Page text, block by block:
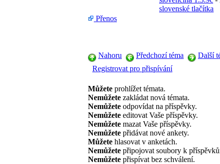
slovenské tlačítka
Přenos
Nahoru Předchozí téma
Další
Registrovat pro přispívání
Můžete prohlížet témata.
Nemůžete zakládat nová témata.
Nemůžete odpovídat na příspěvky.
Nemůžete editovat Vaše příspěvky.
Nemůžete mazat Vaše příspěvky.
Nemůžete přidávat nové ankety.
Můžete hlasovat v anketách.
Nemůžete připojovat soubory k
Nemůžete přispívat bez schválení.